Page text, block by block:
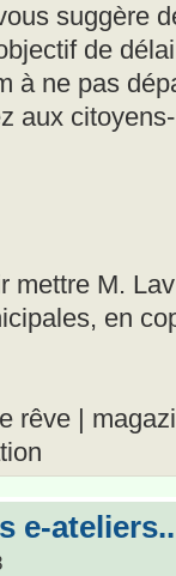
suggère
de
à ne pas
aux
mettre M.
en
rêve |
e-